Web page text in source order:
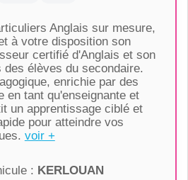
Anglais sur mesure,
à votre disposition son
certifié d'Anglais et son
des élèves du secondaire.
enrichie par des
en tant qu'enseignante et
un apprentissage ciblé et
pour atteindre vos
voir +
: KERLOUAN